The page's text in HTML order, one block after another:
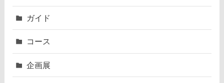
ガイド
コース
企画展